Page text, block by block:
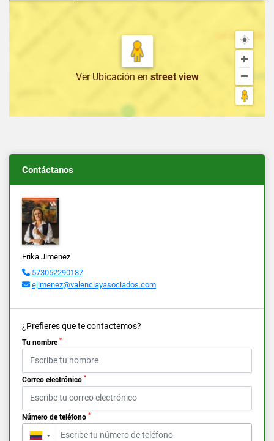
Ver Ubicación en street view
Contáctanos
Erika Jimenez
573052290187
ejimenez@valenciayasociados.com
¿Prefieres que te contactemos?
Tu nombre *
Correo electrónico *
Número de teléfono *
▼